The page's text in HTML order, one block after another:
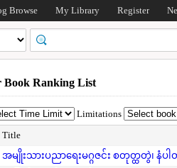
Browse My Library Register
Book Ranking List
Limitations
Title
အမျိုးသားပညာရေးမဂ္ဂဇင်း စတုတ္ထတွဲ၊ နံပါ